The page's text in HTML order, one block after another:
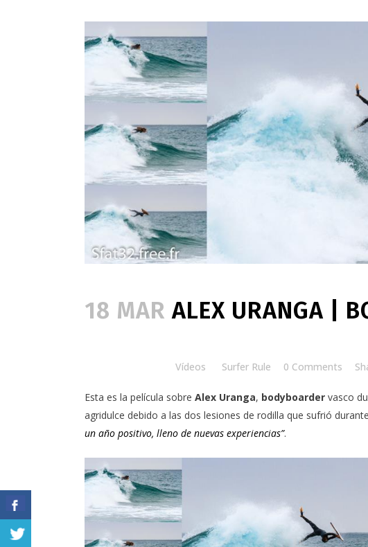
18 MAR ALEX URANGA |
Vídeos Surfer Rule 0 Comments
Esta es la película sobre Alex Uranga, bodyboarder vasco
agridulce debido a las dos lesiones de rodilla que sufrió
un año positivo, lleno de nuevas experiencias”.